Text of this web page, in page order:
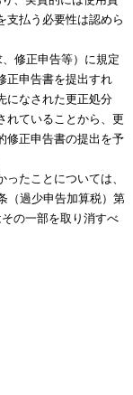
支払う必要性は認めら
修正申告等）に規定
正申告書を提出すれ
になされた更正処分
れていることから、更
修正申告書の提出を予
たことについては、
（過少申告加算税）第
の一部を取り消すべ